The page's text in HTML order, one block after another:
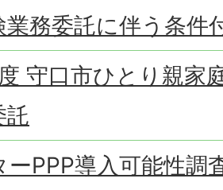
業務委託に伴う条件
守口市ひとり親家
託
ーPPP導入可能性調